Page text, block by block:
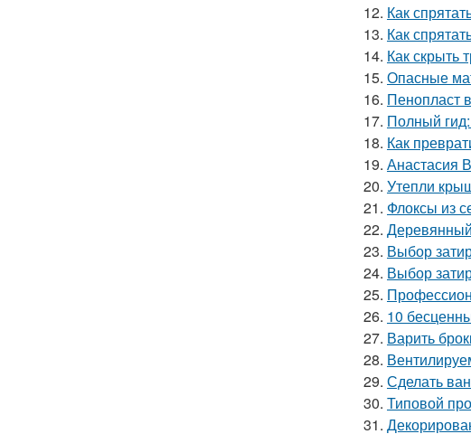
12. Как
13. Как
14. Как скрыть
15. Опасные
16. Пенопласт
17. Полный
18. Как
19. Анастасия
20. Утепли
21. Флоксы из
22. Деревянный
23. Выбор
24. Выбор
25.
26. 10
27. Варить
28.
29. Сделать
30. Типовой
31.